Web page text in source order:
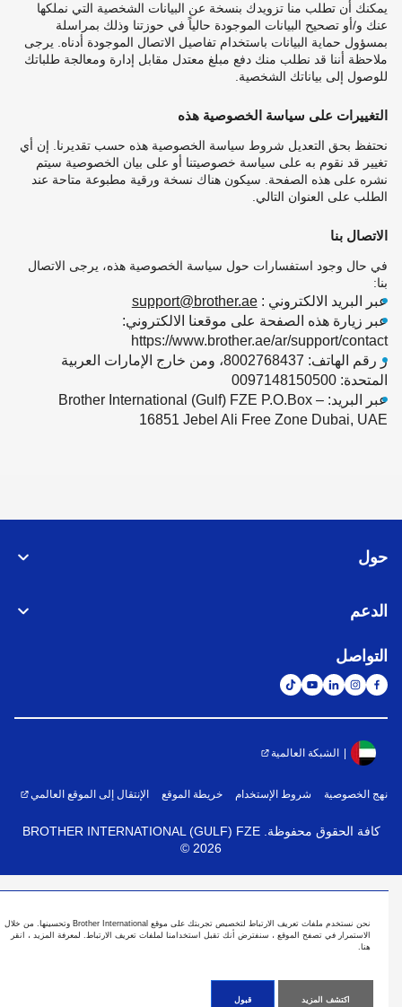
يمكنك أن تطلب منا تزويدك بنسخة عن البيانات الشخصية التي نملكها
عنك و/أو تصحيح البيانات الموجودة حالياً في حوزتنا وذلك بمراسلة
بمسؤول حماية البيانات باستخدام تفاصيل الاتصال الموجودة أدناه. يرجى
ملاحظة أننا قد نطلب منك دفع مبلغ معتدل مقابل إدارة ومعالجة طلباتك
للوصول إلى بياناتك الشخصية.
التغييرات على سياسة الخصوصية هذه
نحتفظ بحق التعديل شروط سياسة الخصوصية هذه حسب تقديرنا. إن أي
تغيير قد نقوم به على سياسة خصوصيتنا أو على بيان الخصوصية سيتم
نشره على هذه الصفحة. سيكون هناك نسخة ورقية مطبوعة متاحة عند
الطلب على العنوان التالي.
الاتصال بنا
في حال وجود استفسارات حول سياسة الخصوصية هذه، يرجى الاتصال
بنا:
عبر البريد الالكتروني :support@brother.ae
عبر زيارة هذه الصفحة على موقعنا الالكتروني:
https://www.brother.ae/ar/support/contact
ر رقم الهاتف: 8002768437، ومن خارج الإمارات العربية
المتحدة: 0097148150500
عبر البريد: Brother International (Gulf) FZE P.O.Box –
16851 Jebel Ali Free Zone Dubai, UAE
نحن نستخدم ملفات تعريف الارتباط لتخصيص تجربتك على موقع Brother International وتحسينها. من خلال
الاستمرار في تصفح الموقع ، سنفترض أنك تقبل استخدامنا لملفات تعريف الارتباط. لمعرفة المزيد ، انقر
هنا.
اكتشف المزيد قبول
حول
الدعم
التواصل
الشبكة العالمية
نهج الخصوصية شروط الإستخدام خريطة الموقع الإنتقال إلى الموقع العالمي
كافة الحقوق محفوظة. BROTHER INTERNATIONAL (GULF) FZE
2026
©